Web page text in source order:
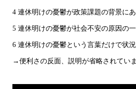
4 連休明けの憂鬱が政策課題の背景に
5 連休明けの憂鬱が社会不安の原因の一
6 連休明けの憂鬱という言葉だけで状
→便利さの反面、説明が省略されていま